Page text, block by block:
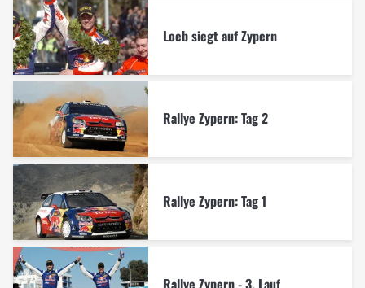
Loeb siegt auf Zypern
Rallye Zypern: Tag 2
Rallye Zypern: Tag 1
Rallye Zypern - 3. Lauf